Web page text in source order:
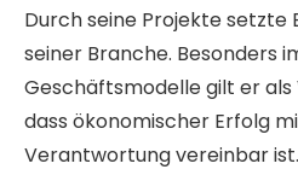
Durch seine Projekte setzte
seiner Branche. Besonders
Geschäftsmodelle gilt er als
dass ökonomischer Erfolg
Verantwortung vereinbar ist.